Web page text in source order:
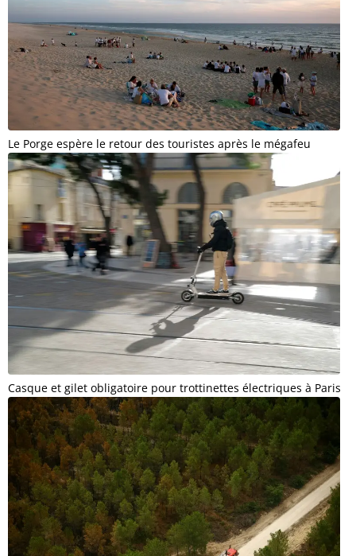
Le Porge espère le retour des touristes après le mégafeu
Casque et gilet obligatoire pour trottinettes électriques à Paris